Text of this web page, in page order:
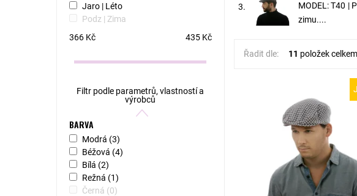
3.
MODEL: T40 |
zimu....
Řadit dle: 11 položek celkem
MODEL: R26-14M | Letní
kostkovaná bekovka z
plátna. Kšiltovka se zapínání
zip vám bude sedět za všech
Skladem
R26-14M/S
Jaro | Léto
Podz | Zima
366Kč 435Kč
Filtr podle parametrů, vlastností a
výrobců
BARVA
Modrá (3)
Béžová (4)
Bílá (2)
Režná (1)
Černá (0)